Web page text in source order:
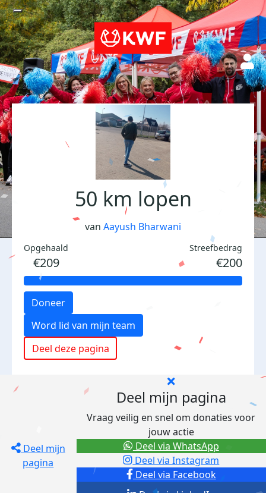
50 km lopen
van Aayush Bharwani
Opgehaald
€209
Streefbedrag
€200
Doneer
Word lid van mijn team
Deel deze pagina
Deel mijn
pagina
Deel mijn pagina
Vraag veilig en snel om donaties voor
jouw actie
Deel via Facebook
Deel via Instagram
Deel via WhatsApp